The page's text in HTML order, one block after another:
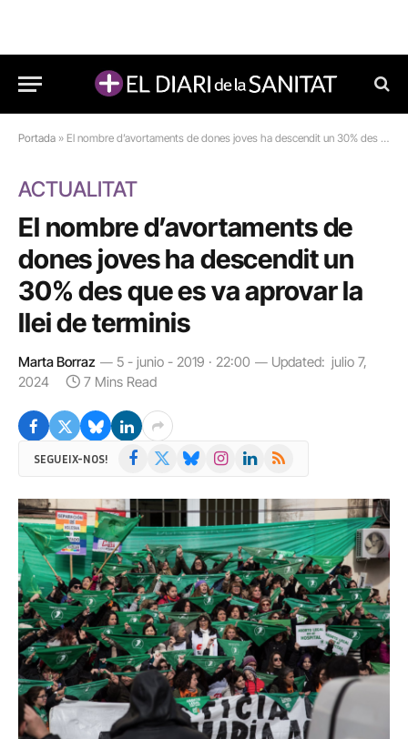
Portada » El nombre d’avortaments de dones joves ha descendit un 30% des que es va aprovar la llei de terminis
ACTUALITAT
El nombre d’avortaments de
dones joves ha descendit un
30% des que es va aprovar la
llei de terminis
Marta Borraz 5 - junio - 2019 · 22:00 Updated: julio 7,
2024
7 Mins Read
SEGUEIX-NOS! Facebook BlueskyInstagramLinkedIn
RSS